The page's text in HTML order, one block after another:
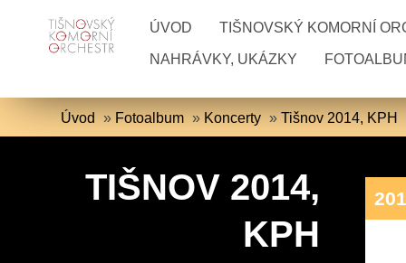
ÚVOD TIŠNOVSKÝ KOMORNÍ
NAHRÁVKY, UKÁZKY
Úvod » Fotoalbum » Koncerty »Tišnov 2014, KPH
TIŠNOV 2014,
KPH